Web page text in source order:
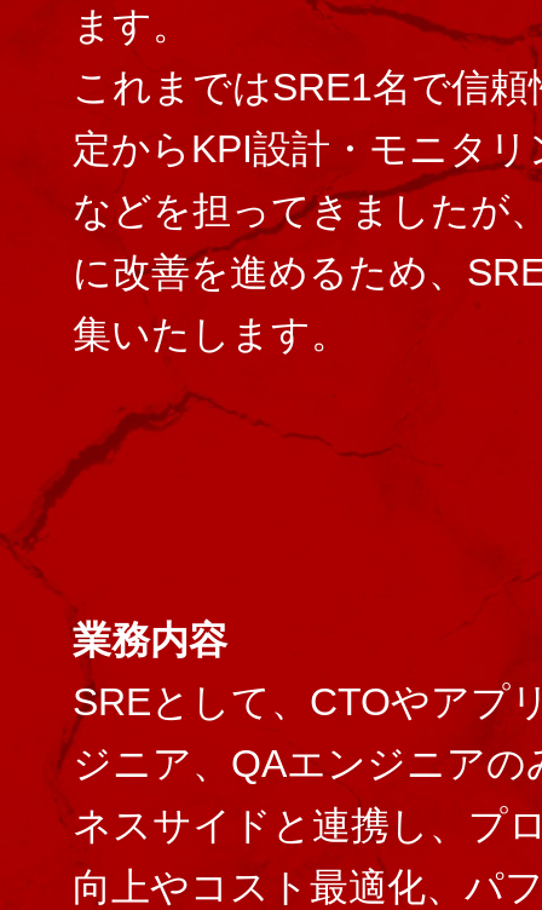
ます。
これまではSRE1名で信
定からKPI設計・モニタ
などを担ってきましたが
に改善を進めるため、
集いたします。
業務内容
SREとして、CTOやアプ
ジニア、QAエンジニア
ネスサイドと連携し、プ
向上やコスト最適化、パ